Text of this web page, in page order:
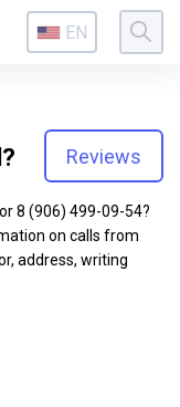
EN
Reviews
8 (906) 499-09-54?
on calls from
address, writing